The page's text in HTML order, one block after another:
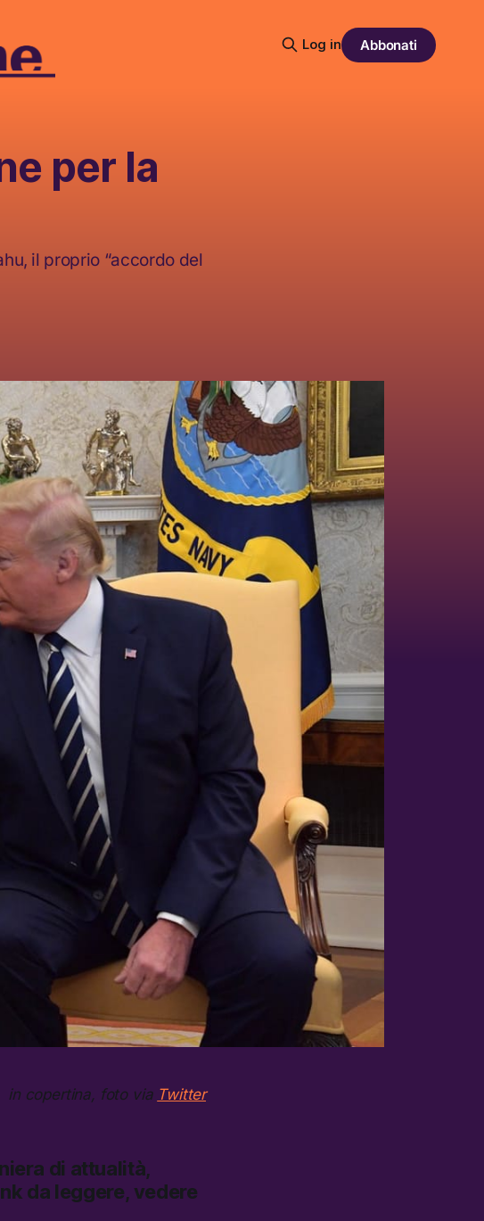
Log in Abbonati
per la
il proprio “accordo del
in copertina, foto via Twitter
di attualità,
da leggere, vedere